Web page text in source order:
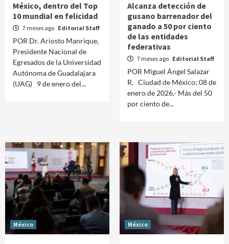
México, dentro del Top
10 mundial en felicidad
7 meses ago Editorial Staff
POR Dr. Ariosto Manrique,
Presidente Nacional de
Egresados de la Universidad
Autónoma de Guadalajara
(UAG) 9 de enero del...
Alcanza detección de
gusano barrenador del
ganado a 50 por ciento
de las entidades
federativas
7 meses ago Editorial Staff
POR Miguel Ángel Salazar
R. Ciudad de México; 08 de
enero de 2026.- Más del 50
por ciento de...
México México